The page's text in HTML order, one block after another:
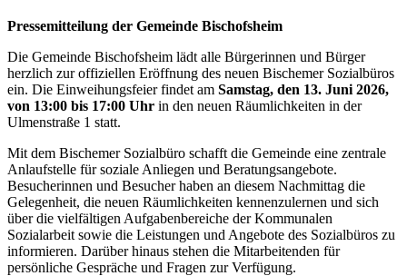
Pressemitteilung der Gemeinde Bischofsheim
Die Gemeinde Bischofsheim lädt alle Bürgerinnen und Bürger
herzlich zur offiziellen Eröffnung des neuen Bischemer Sozialbüros
ein. Die Einweihungsfeier findet am Samstag, den 13. Juni 2026,
von 13:00 bis 17:00 Uhr in den neuen Räumlichkeiten in der
Ulmenstraße 1 statt.
Mit dem Bischemer Sozialbüro schafft die Gemeinde eine zentrale
Anlaufstelle für soziale Anliegen und Beratungsangebote.
Besucherinnen und Besucher haben an diesem Nachmittag die
Gelegenheit, die neuen Räumlichkeiten kennenzulernen und sich
über die vielfältigen Aufgabenbereiche der Kommunalen
Sozialarbeit sowie die Leistungen und Angebote des Sozialbüros zu
informieren. Darüber hinaus stehen die Mitarbeitenden für
persönliche Gespräche und Fragen zur Verfügung.